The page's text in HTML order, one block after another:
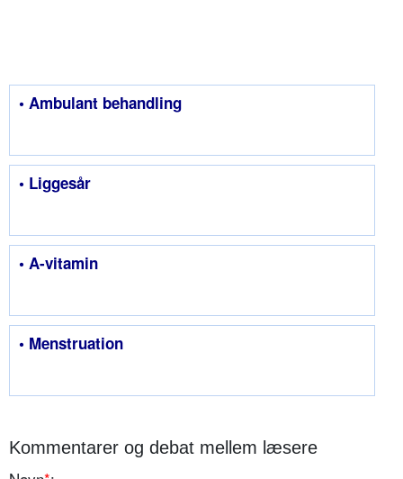
• Ambulant behandling
• Liggesår
• A-vitamin
• Menstruation
Kommentarer og debat mellem læsere